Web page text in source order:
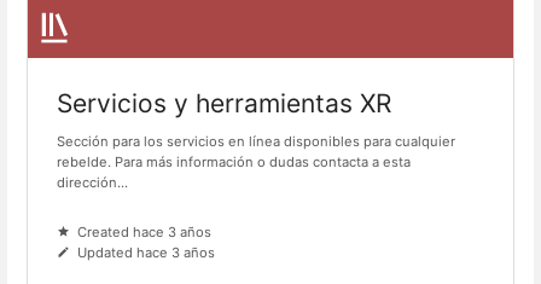
Servicios y herramientas XR
Sección para los servicios en línea disponibles para cualquier
rebelde. Para más información o dudas contacta a esta
dirección...
Created hace 3 años
Updated hace 3 años